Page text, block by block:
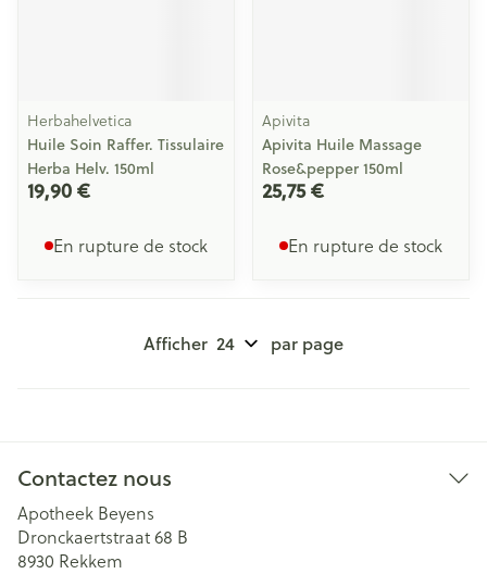
Herbahelvetica
Huile Soin Raffer. Tissulaire
Herba Helv. 150ml
19,90 €
En rupture de stock
Apivita
Apivita Huile Massage
Rose&pepper 150ml
25,75 €
En rupture de stock
Afficher par page
Contactez nous
Apotheek Beyens
Dronckaertstraat 68 B
8930 Rekkem